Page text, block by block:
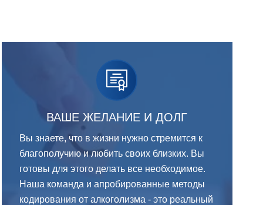
ВАШЕ ЖЕЛАНИЕ И ДОЛГ
Вы знаете, что в жизни нужно стремится к
благополучию и любить своих близких. Вы
готовы для этого делать все необходимое.
Наша команда и апробированные методы
кодирования от алкоголизма - это реальный